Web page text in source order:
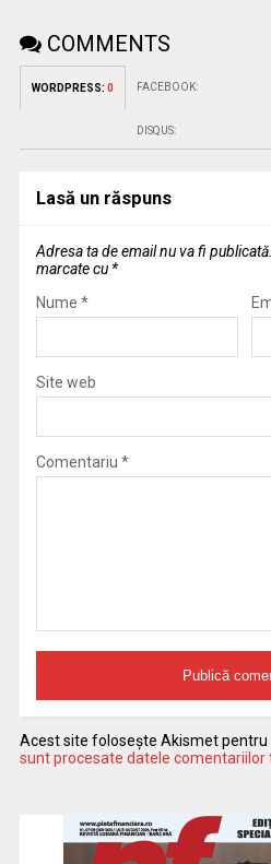
COMMENTS
WORDPRESS: 0 FACEBOOK:
DISQUS:
Lasă un răspuns
Adresa ta de email nu va fi publicată.
marcate cu *
Nume *
Site web
Comentariu *
Acest site folosește Akismet pentru
sunt procesate datele comentariilor